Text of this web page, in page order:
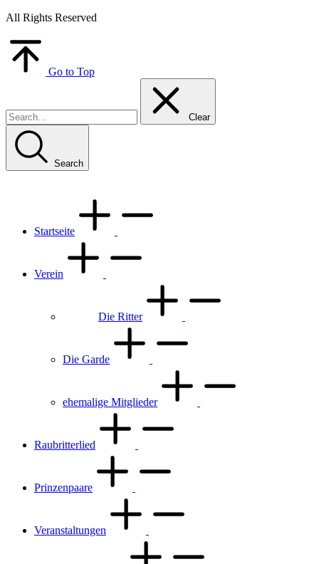
All Rights Reserved
Go to Top
Clear
Search
Startseite
Verein
Die Ritter
Die Garde
ehemalige Mitglieder
Raubritterlied
Prinzenpaare
Veranstaltungen